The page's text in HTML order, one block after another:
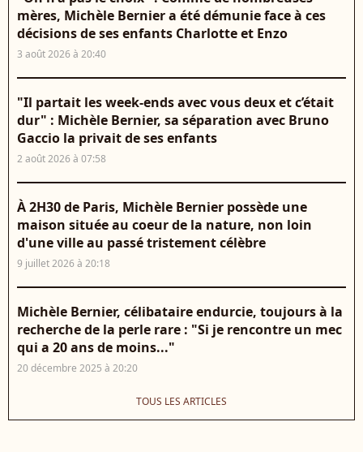
mères, Michèle Bernier a été démunie face à ces
décisions de ses enfants Charlotte et Enzo
3 août 2026 à 20:40
"Il partait les week-ends avec vous deux et c’était
dur" : Michèle Bernier, sa séparation avec Bruno
Gaccio la privait de ses enfants
2 août 2026 à 07:58
À 2H30 de Paris, Michèle Bernier possède une
maison située au coeur de la nature, non loin
d'une ville au passé tristement célèbre
9 juillet 2026 à 20:18
Michèle Bernier, célibataire endurcie, toujours à la
recherche de la perle rare : "Si je rencontre un mec
qui a 20 ans de moins..."
20 décembre 2025 à 20:20
TOUS LES ARTICLES